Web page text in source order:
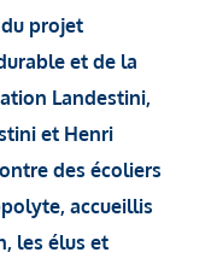
projet
et de la
Landestini,
et Henri
des écoliers
accueillis
les élus et